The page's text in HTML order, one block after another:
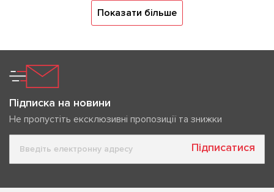
Показати більше
Підписка на новини
Не пропустіть ексклюзивні пропозиції та знижки
Підписатися